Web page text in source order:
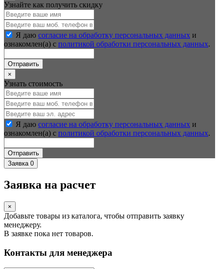
Узнайте как получить скидку
Я даю согласие на обработку персональных данных и
ознакомлен(а) с политикой обработки персональных данных.
Отправить
×
Узнать стоимость
Я даю согласие на обработку персональных данных и
ознакомлен(а) с политикой обработки персональных данных.
Отправить
Заявка 0
Заявка на расчет
×
Добавьте товары из каталога, чтобы отправить заявку
менеджеру.
В заявке пока нет товаров.
Контакты для менеджера